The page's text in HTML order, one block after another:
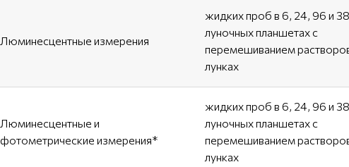
Люминесцентные измерения
жидких проб в 6, 24, 96 и
луночных планшетах с
перемешиванием
лунках
Люминесцентные и
фотометрические измерения*
жидких проб в 6, 24, 96 и
луночных планшетах с
перемешиванием
лунках